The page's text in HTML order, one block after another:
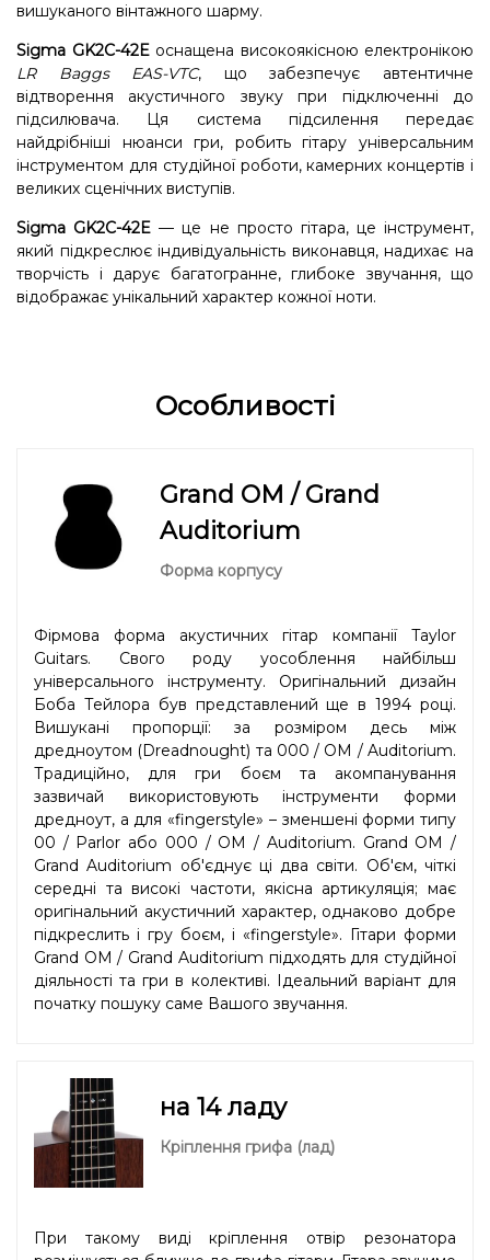
вишуканого вінтажного шарму.
Sigma GK2C-42Eоснащена високоякісною електронікою
LR Baggs EAS-VTC, що забезпечує автентичне
відтворення акустичного звуку при підключенні до
підсилювача. Ця система підсилення передає
найдрібніші нюанси гри, робить гітару універсальним
інструментом для студійної роботи, камерних концертів і
великих сценічних виступів.
Sigma GK2C-42E — це не просто гітара, це інструмент,
який підкреслює індивідуальність виконавця, надихає на
творчість і дарує багатогранне, глибоке звучання, що
відображає унікальний характер кожної ноти.
Особливості
Grand OM / Grand
Auditorium
Форма корпусу
Фірмова форма акустичних гітар компанії Taylor
Guitars. Свого роду уособлення найбільш
універсального інструменту. Оригінальний дизайн
Боба Тейлора був представлений ще в 1994 році.
Вишукані пропорції: за розміром десь між
дредноутом (Dreadnought) та 000 / OM / Auditorium.
Традиційно, для гри боєм та акомпанування
зазвичай використовують інструменти форми
дредноут, а для «fingerstyle» – зменшені форми типу
00 / Parlor або 000 / OM / Auditorium. Grand OM /
Grand Auditorium об'єднує ці два світи. Об'єм, чіткі
середні та високі частоти, якісна артикуляція; має
оригінальний акустичний характер, однаково добре
підкреслить і гру боєм, і «fingerstyle». Гітари форми
Grand OM / Grand Auditorium підходять для студійної
діяльності та гри в колективі. Ідеальний варіант для
початку пошуку саме Вашого звучання.
на 14 ладу
Кріплення грифа (лад)
При такому виді кріплення отвір резонатора